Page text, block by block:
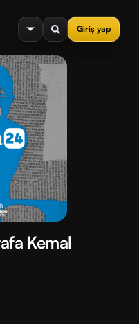
Giriş yap
Kemal